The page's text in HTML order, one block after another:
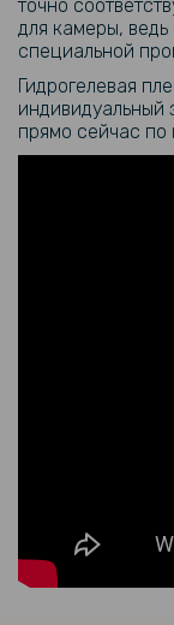
точно
для камеры,
специальной
Гидрогелевая
индивидуальный
прямо сейчас по